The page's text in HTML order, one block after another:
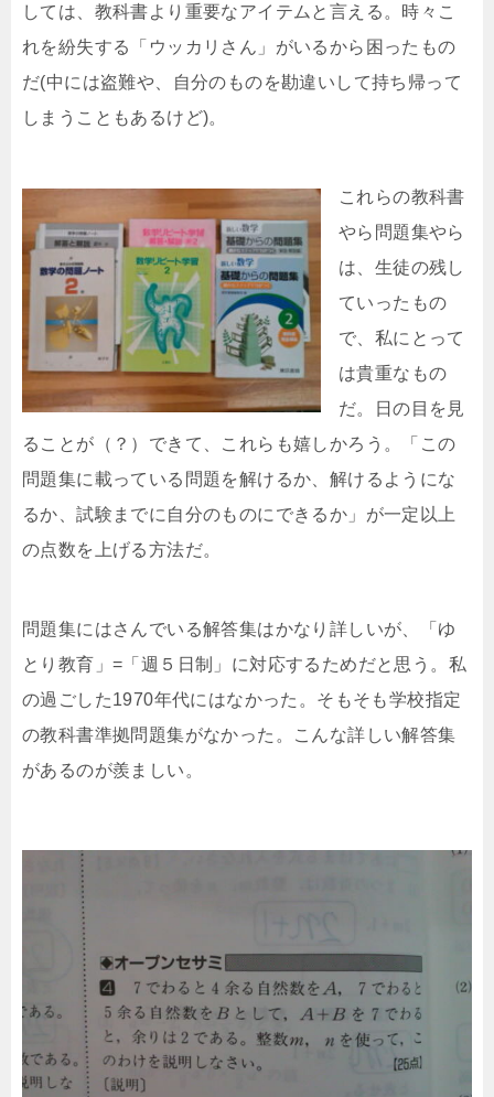
しては、教科書より重要なアイテムと言える。時々こ
れを紛失する「ウッカリさん」がいるから困ったもの
だ(中には盗難や、自分のものを勘違いして持ち帰って
しまうこともあるけど)。
これらの教科書
やら問題集やら
は、生徒の残し
ていったもの
で、私にとって
は貴重なもの
だ。日の目を見
ることが（？）できて、これらも嬉しかろう。「この
問題集に載っている問題を解けるか、解けるようにな
るか、試験までに自分のものにできるか」が一定以上
の点数を上げる方法だ。
問題集にはさんでいる解答集はかなり詳しいが、「ゆ
とり教育」=「週５日制」に対応するためだと思う。私
の過ごした1970年代にはなかった。そもそも学校指定
の教科書準拠問題集がなかった。こんな詳しい解答集
があるのが羨ましい。